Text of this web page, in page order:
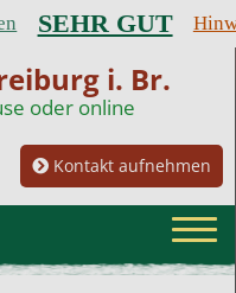
SEHR GUT
i. Br.
oder online
Kontakt aufnehmen